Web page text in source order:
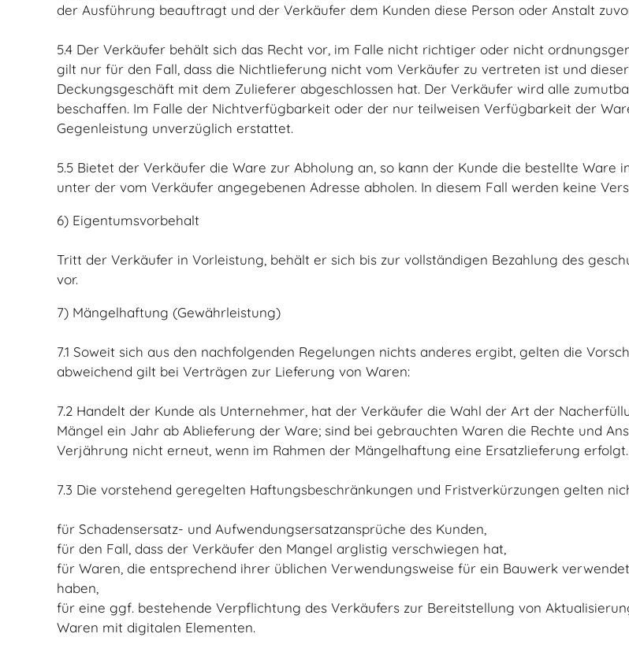
der Ausführung beauftragt und der Verkäufer dem Kunden diese Person oder Anstalt
5.4 Der Verkäufer behält sich das Recht vor, im Falle nicht richtiger oder nicht
gilt nur für den Fall, dass die Nichtlieferung nicht vom Verkäufer zu vertreten ist und
Deckungsgeschäft mit dem Zulieferer abgeschlossen hat. Der Verkäufer wird alle
beschaffen. Im Falle der Nichtverfügbarkeit oder der nur teilweisen Verfügbarkeit der
Gegenleistung unverzüglich erstattet.
5.5 Bietet der Verkäufer die Ware zur Abholung an, so kann der Kunde die bestellte
unter der vom Verkäufer angegebenen Adresse abholen. In diesem Fall werden keine
6) Eigentumsvorbehalt
Tritt der Verkäufer in Vorleistung, behält er sich bis zur vollständigen Bezahlung des
vor.
7) Mängelhaftung (Gewährleistung)
7.1 Soweit sich aus den nachfolgenden Regelungen nichts anderes ergibt, gelten die
abweichend gilt bei Verträgen zur Lieferung von Waren:
7.2 Handelt der Kunde als Unternehmer, hat der Verkäufer die Wahl der Art der
Mängel ein Jahr ab Ablieferung der Ware; sind bei gebrauchten Waren die Rechte und
Verjährung nicht erneut, wenn im Rahmen der Mängelhaftung eine Ersatzlieferung erfolgt.
7.3 Die vorstehend geregelten Haftungsbeschränkungen und Fristverkürzungen gelten
für Schadensersatz- und Aufwendungsersatzansprüche des Kunden,
für den Fall, dass der Verkäufer den Mangel arglistig verschwiegen hat,
für Waren, die entsprechend ihrer üblichen Verwendungsweise für ein Bauwerk
haben,
für eine ggf. bestehende Verpflichtung des Verkäufers zur Bereitstellung von
Waren mit digitalen Elementen.